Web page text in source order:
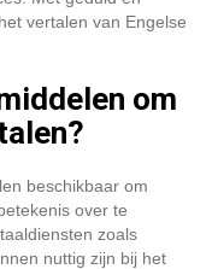
vertalen van Engelse
om
beschikbaar om
over te
zoals
nuttig zijn bij het